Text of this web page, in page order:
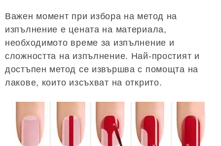
Важен момент при избора на метод на
изпълнение е цената на материала,
необходимото време за изпълнение и
сложността на изпълнение. Най-простият и
достъпен метод се извършва с помощта на
лакове, които изсъхват на открито.